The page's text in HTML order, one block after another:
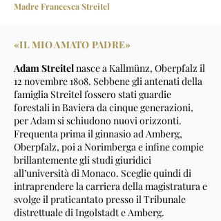
Madre Francesca Streitel
«IL MIO AMATO PADRE»
Adam Streitelnasce a Kallmünz, Oberpfalz il
12 novembre 1808. Sebbene gli antenati della
famiglia Streitel fossero stati guardie
forestali in Baviera da cinque generazioni,
per Adam si schiudono nuovi orizzonti.
Frequenta prima il ginnasio ad Amberg,
Oberpfalz, poi a Norimberga e infine compie
brillantemente gli studi giuridici
all’università di Monaco. Sceglie quindi di
intraprendere la carriera della magistratura e
svolge il praticantato presso il Tribunale
distrettuale di Ingolstadt e Amberg.